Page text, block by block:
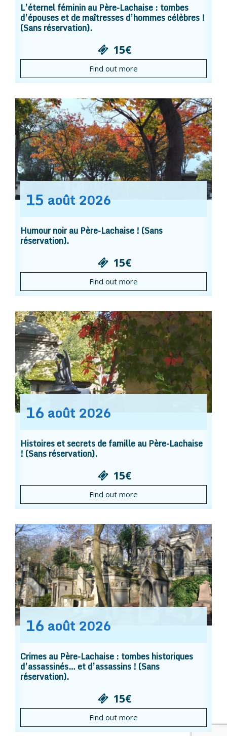
L’éternel féminin au Père-Lachaise : tombes
d’épouses et de maîtresses d’hommes célèbres !
(Sans réservation).
15€
Find out more
15 août 2026
Humour noir au Père-Lachaise ! (Sans
réservation).
15€
Find out more
16 août 2026
Histoires et secrets de famille au Père-Lachaise
! (Sans réservation).
15€
Find out more
16 août 2026
Crimes au Père-Lachaise : tombes historiques
d’assassinés… et d’assassins ! (Sans
réservation).
15€
Find out more